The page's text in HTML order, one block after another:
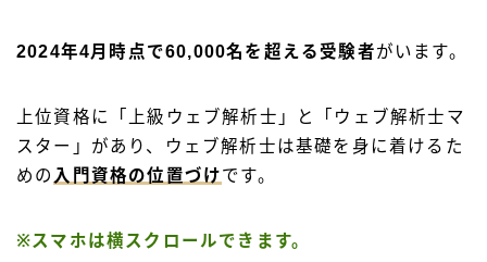
2024年4月時点で60,000名を超える受験者がいます。
上位資格に「上級ウェブ解析士」と「ウェブ解析士マ
スター」があり、ウェブ解析士は基礎を身に着けるた
めの 入門資格の位置づけです。
※スマホは横スクロールできます。